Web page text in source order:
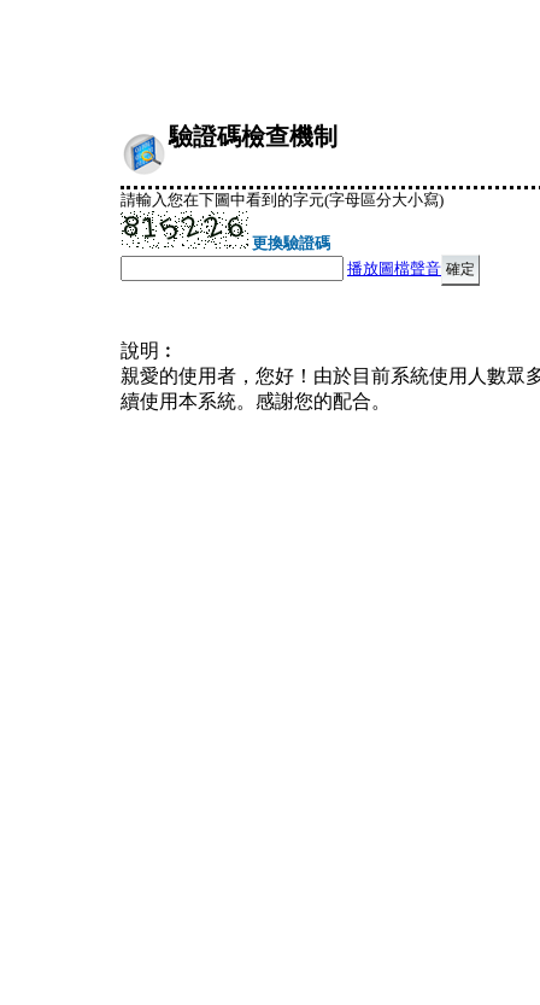
驗證碼檢查機制
請輸入您在下圖中看到的字元(字母區分大小寫)
更換驗證碼
播放圖檔聲音
說明︰
親愛的使用者，您好！由於目前系統使用人數眾
續使用本系統。感謝您的配合。